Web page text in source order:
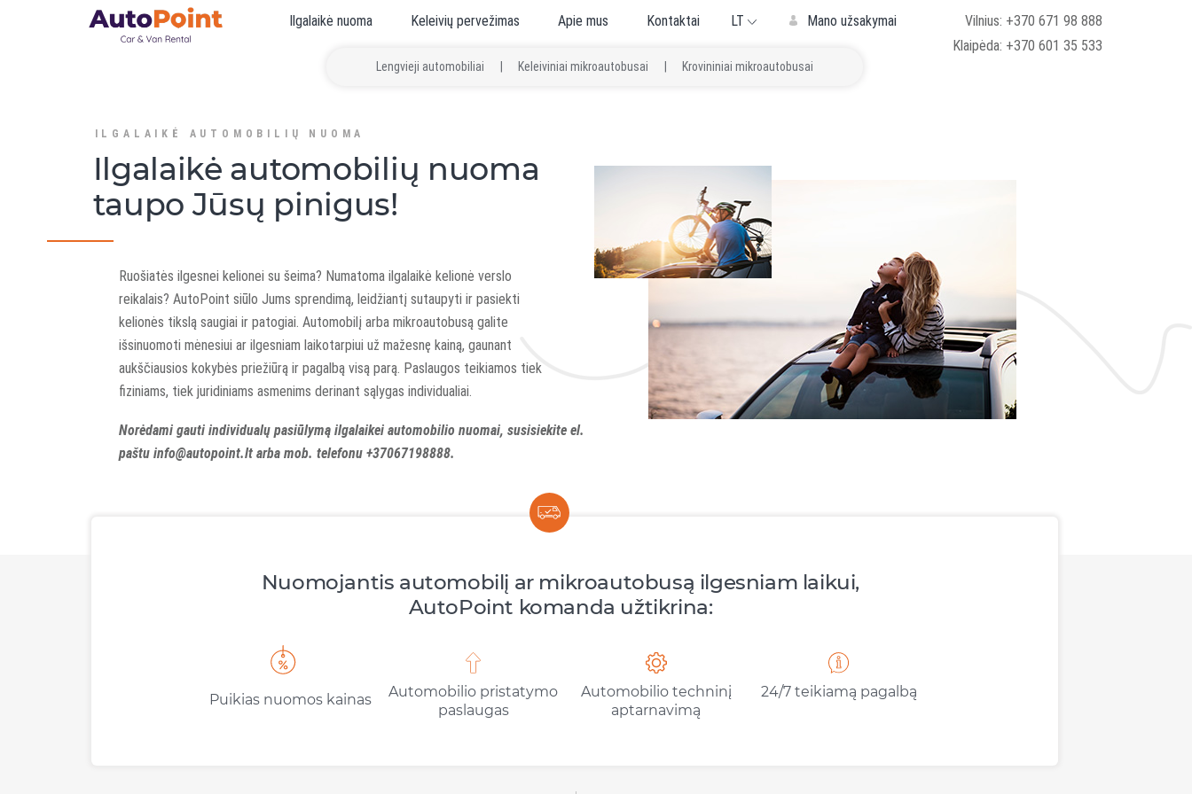
Ilgalaikė nuoma Keleivių pervežimas Apie mus Kontaktai LT Mano užsakymai Vilnius: +370 671 98 888
Klaipėda: +370 601 35 533
Lengvieji automobiliai Keleiviniai mikroautobusai Krovininiai mikroautobusai
ILGALAIKĖ AUTOMOBILIŲ NUOMA
Ilgalaikė automobilių nuoma
taupo Jūsų pinigus!
Ruošiatės ilgesnei kelionei su šeima? Numatoma ilgalaikė kelionė verslo
reikalais? AutoPoint siūlo Jums sprendimą, leidžiantį sutaupyti ir pasiekti
kelionės tikslą saugiai ir patogiai. Automobilį arba mikroautobusą galite
išsinuomoti mėnesiui ar ilgesniam laikotarpiui už mažesnę kainą, gaunant
aukščiausios kokybės priežiūrą ir pagalbą visą parą. Paslaugos teikiamos tiek
fiziniams, tiek juridiniams asmenims derinant sąlygas individualiai.
Norėdami gauti individualų pasiūlymą ilgalaikei automobilio nuomai, susisiekite el.
paštu info@autopoint.ltarba mob. telefonu +37067198888.
Nuomojantis automobilį ar mikroautobusą ilgesniam laikui,
AutoPoint komanda užtikrina:
Puikias nuomos kainas
Automobilio pristatymo
paslaugas
Automobilio techninį
aptarnavimą
24/7 teikiamą pagalbą